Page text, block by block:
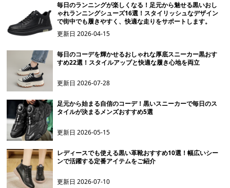
毎日のランニングが楽しくなる！足元から魅せる黒いおし
ゃれランニングシューズ16選！スタイリッシュなデザイン
で街中でも履きやすく、快適な走りをサポートします。
更新日2026-04-15
毎日のコーデを輝かせるおしゃれな厚底スニーカー黒おす
すめ22選！スタイルアップと快適な履き心地を両立
更新日2026-07-28
足元から始まる自信のコーデ！黒いスニーカーで毎日のス
タイルが決まるメンズおすすめ5選
更新日2026-05-15
レディースでも使える黒い革靴おすすめ10選！幅広いシー
ンで活躍する定番アイテムをご紹介
更新日2026-07-10